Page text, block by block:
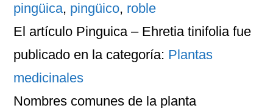
pingüica, pingüico, roble
El artículo Pinguica – Ehretia tinifoliafue
publicado en la categoría: Plantas
medicinales
Nombres comunes de la planta